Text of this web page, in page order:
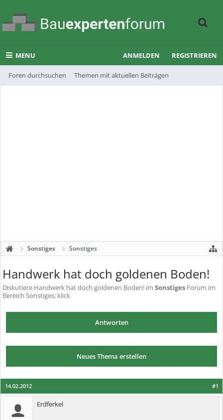
MENU
Foren durchsuchen Themen mit aktuellen Beiträgen
ANMELDEN REGISTRIEREN
Sonstiges Sonstiges
Handwerk hat doch goldenen Boden!
Diskutiere Handwerk hat doch goldenen Boden! im Sonstiges Forum im
Bereich Sonstiges; klick
Antworten
Neues Thema erstellen
#1
14.02.2012
Erdferkel